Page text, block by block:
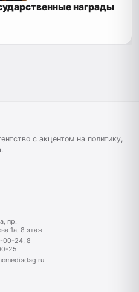
награды
с акцентом на политику,
пр.
1а, 8 этаж
00-24, 8
25